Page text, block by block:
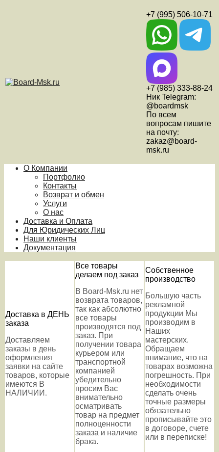
+7 (995) 506-10-71
+7 (985) 333-88-24
Ник Telegram:
@boardmsk
По всем
вопросам пишите
на почту:
zakaz@board-
msk.ru
О Компании
Портфолио
Контакты
Возврат и обмен
Услуги
О нас
Доставка и Оплата
Для Юридических Лиц
Наши клиенты
Документация
Доставка в ДЕНЬ
заказа
Доставляем
заказы в день
оформления
заявки на сайте
товаров, которые
имеются В
НАЛИЧИИ.
Все товары
делаем под заказ
В Board-Msk.ru нет
возврата товаров,
так как абсолютно
все товары
производятся под
заказ. При
получении товара
курьером или
транспортной
компанией
убедительно
просим Вас
внимательно
осматривать
товар на предмет
полноценности
заказа и наличие
брака.
Собственное
производство
Большую часть
рекламной
продукции Мы
производим в
Наших
мастерских.
Обращаем
внимание, что на
товарах возможна
погрешность. При
необходимости
сделать очень
точные размеры
обязательно
прописывайте это
в договоре, счете
или в переписке!